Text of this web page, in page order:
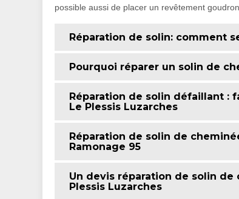
possible aussi de placer un revêtement
Réparation de solin: comment
Pourquoi réparer un solin de
Réparation de solin défaillant :
Le Plessis Luzarches
Réparation de solin de
Ramonage 95
Un devis réparation de solin de
Plessis Luzarches